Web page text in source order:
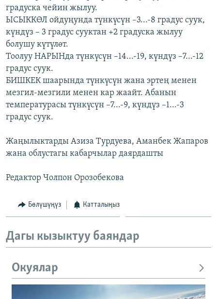
градуска чейин жылуу.
ЫСЫККӨЛ ойдуңунда түнкүсүн –3...-8 градус суук,
күндүз – 3 градус сууктан +2 градуска жылуу
болушу күтүлөт.
Тоолуу НАРЫНда түнкүсүн –14...-19, күндүз –7...-12
градус суук.
БИШКЕК шаарында түнкүсүн жана эртең менен
мезгил-мезгили менен кар жаайт. Абанын
температурасы түнкүсүн –7...-9, күндүз –1...-3
градус суук.
Жаңылыктарды Азиза Турдуева, Аманбек Жапаров
жана облустагы кабарчылар даярдашты
Редактор Чолпон Орозобекова
Бөлүшүңүз Катталыңыз
Дагы кызыктуу баяндар
Окуялар